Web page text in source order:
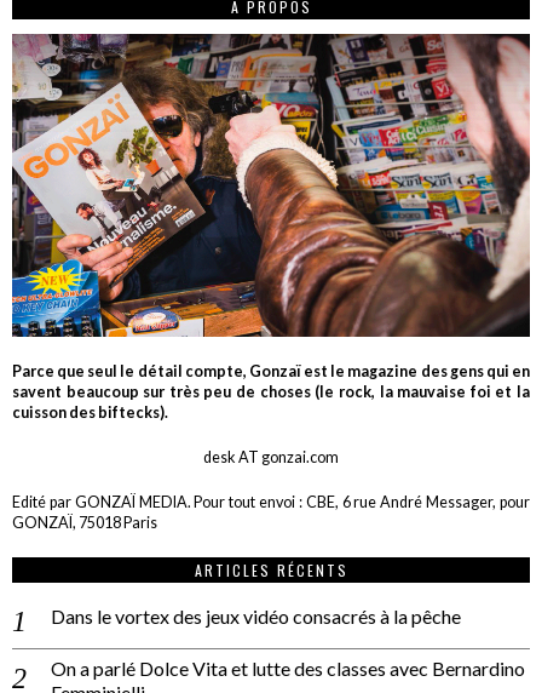
A PROPOS
Parce que seul le détail compte, Gonzaï est le magazine des gens qui en
savent beaucoup sur très peu de choses (le rock, la mauvaise foi et la
cuisson des biftecks).
desk AT gonzai.com
Edité par GONZAÏ MEDIA. Pour tout envoi : CBE, 6 rue André Messager, pour
GONZAÏ, 75018 Paris
ARTICLES RÉCENTS
Dans le vortex des jeux vidéo consacrés à la pêche
On a parlé Dolce Vita et lutte des classes avec Bernardino